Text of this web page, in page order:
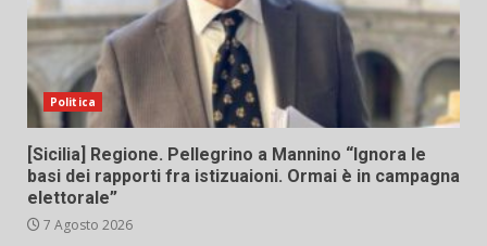
Politica
[Sicilia] Regione. Pellegrino a Mannino “Ignora le
basi dei rapporti fra istizuaioni. Ormai è in campagna
elettorale”
7 Agosto 2026